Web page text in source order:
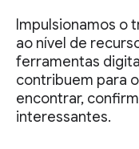
Impulsionamos o
ao nível de
ferramentas
contribuem para
encontrar,
interessantes.